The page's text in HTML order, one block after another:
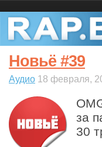
Новьё #39
Аудио 18 февраля,
за
30